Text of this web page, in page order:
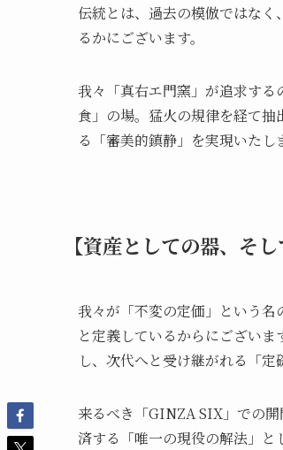
伝統とは、過去の模倣ではな
るかにございます。
我々「真右エ門窯」が追求す
食」の場。猛火の規律を経て
る「審美的鎮静」を実現いたし
【資産としての器、そ
我々が「不変の定価」という
と定義しているからにござい
し、次代へと受け継がれる「定
来るべき「GINZA SIX」での
済する「唯一の現役の解法」と